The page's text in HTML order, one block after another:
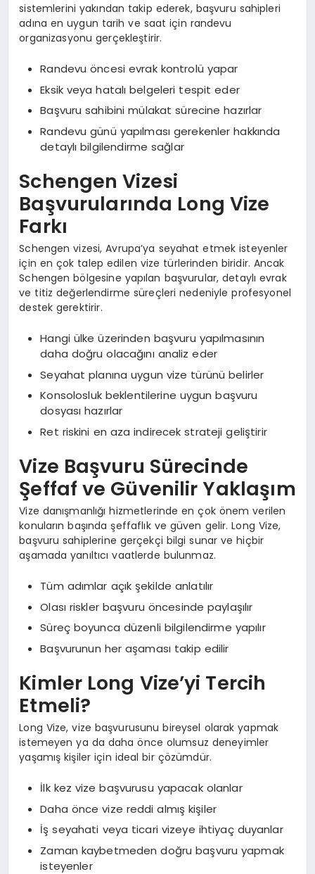
sistemlerini yakından takip ederek, başvuru sahipleri
adına en uygun tarih ve saat için randevu
organizasyonu gerçekleştirir.
Randevu öncesi evrak kontrolü yapar
Eksik veya hatalı belgeleri tespit eder
Başvuru sahibini mülakat sürecine hazırlar
Randevu günü yapılması gerekenler hakkında
detaylı bilgilendirme sağlar
Schengen Vizesi
Başvurularında Long Vize
Farkı
Schengen vizesi, Avrupa’ya seyahat etmek isteyenler
için en çok talep edilen vize türlerinden biridir. Ancak
Schengen bölgesine yapılan başvurular, detaylı evrak
ve titiz değerlendirme süreçleri nedeniyle profesyonel
destek gerektirir.
Hangi ülke üzerinden başvuru yapılmasının
daha doğru olacağını analiz eder
Seyahat planına uygun vize türünü belirler
Konsolosluk beklentilerine uygun başvuru
dosyası hazırlar
Ret riskini en aza indirecek strateji geliştirir
Vize Başvuru Sürecinde
Şeffaf ve Güvenilir Yaklaşım
Vize danışmanlığı hizmetlerinde en çok önem verilen
konuların başında şeffaflık ve güven gelir. Long Vize,
başvuru sahiplerine gerçekçi bilgi sunar ve hiçbir
aşamada yanıltıcı vaatlerde bulunmaz.
Tüm adımlar açık şekilde anlatılır
Olası riskler başvuru öncesinde paylaşılır
Süreç boyunca düzenli bilgilendirme yapılır
Başvurunun her aşaması takip edilir
Kimler Long Vize’yi Tercih
Etmeli?
Long Vize, vize başvurusunu bireysel olarak yapmak
istemeyen ya da daha önce olumsuz deneyimler
yaşamış kişiler için ideal bir çözümdür.
İlk kez vize başvurusu yapacak olanlar
Daha önce vize reddi almış kişiler
İş seyahati veya ticari vizeye ihtiyaç duyanlar
Zaman kaybetmeden doğru başvuru yapmak
isteyenler